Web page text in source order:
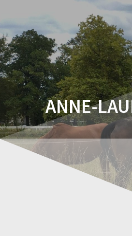
ANNE-